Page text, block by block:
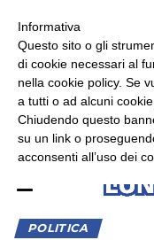
ASCOLTA RADIO LUNA
POLITICA
×
Informativa
Questo sito o gli
di cookie necessari al
nella cookie policy. Se
a tutti o ad alcuni
Chiudendo questo
su un link o
acconsenti all’uso dei